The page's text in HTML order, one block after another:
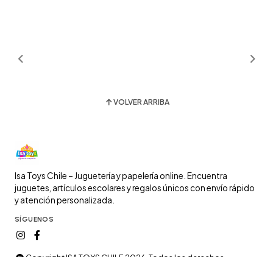
VOLVER ARRIBA
Isa Toys Chile – Juguetería y papelería online. Encuentra
juguetes, artículos escolares y regalos únicos con envío rápido
y atención personalizada.
SÍGUENOS